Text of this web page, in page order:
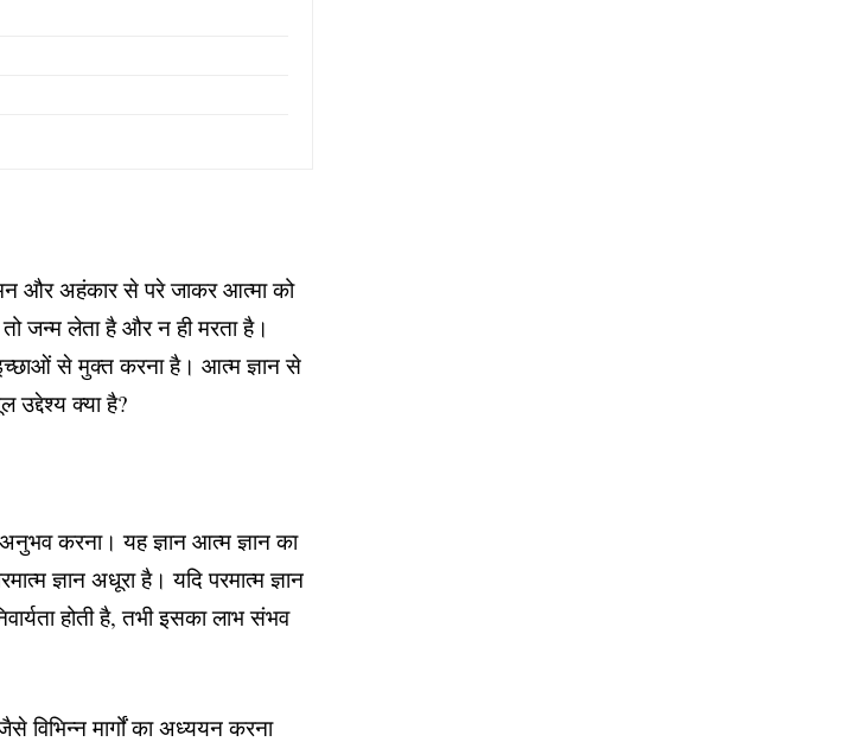
और अहंकार से परे जाकर आत्मा को
जन्म लेता है और न ही मरता है।
से मुक्त करना है। आत्म ज्ञान से
उद्देश्य क्या है?
करना। यह ज्ञान आत्म ज्ञान का
ज्ञान अधूरा है। यदि परमात्म ज्ञान
होती है, तभी इसका लाभ संभव
विभिन्न मार्गों का अध्ययन करना